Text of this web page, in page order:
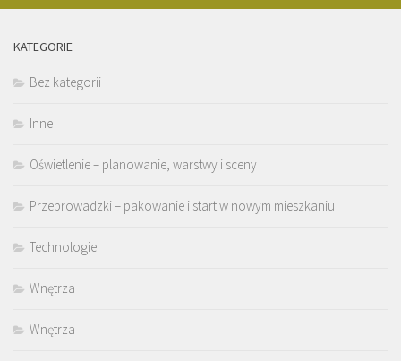
KATEGORIE
Bez kategorii
Inne
Oświetlenie – planowanie, warstwy i sceny
Przeprowadzki – pakowanie i start w nowym mieszkaniu
Technologie
Wnętrza
Wnętrza